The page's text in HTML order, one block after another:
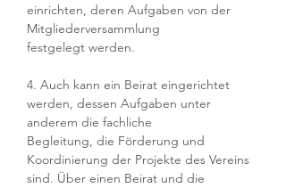
einrichten, deren Aufgaben von der
Mitgliederversammlung
festgelegt werden.
4. Auch kann ein Beirat eingerichtet
werden, dessen Aufgaben unter
anderem die fachliche
Begleitung, die Förderung und
Koordinierung der Projekte des Vereins
sind. Über einen Beirat und die